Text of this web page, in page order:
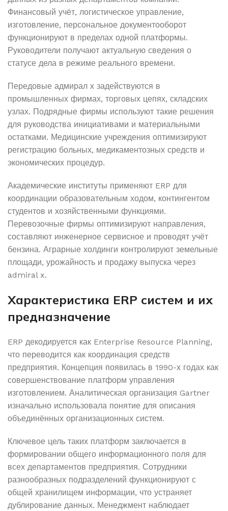
Финансовый учёт, логистическое управление,
изготовление, персональное документооборот
функционируют в пределах одной платформы.
Руководители получают актуальную сведения о
статусе дела в режиме реального времени.
Передовые адмирал х задействуются в
промышленных фирмах, торговых цепях, складских
узлах. Подрядные фирмы используют такие решения
для руководства инициативами и материальными
остатками. Медицинские учреждения оптимизируют
регистрацию больных, медикаментозных средств и
экономических процедур.
Академические институты применяют ERP для
координации образовательным ходом, контингентом
студентов и хозяйственными функциями.
Перевозочные фирмы оптимизируют направления,
составляют инженерное сервисное и проводят учёт
бензина. Аграрные холдинги контролируют земельные
площади, урожайность и продажу выпуска через
admiral x.
Характеристика ERP систем и их
предназначение
ERP декодируется как Enterprise Resource Planning,
что переводится как координация средств
предприятия. Концепция появилась в 1990-х годах как
совершенствование платформ управления
изготовлением. Аналитическая организация Gartner
изначально использовала понятие для описания
объединённых организационных систем.
Ключевое цель таких платформ заключается в
формировании общего информационного поля для
всех департаментов предприятия. Сотрудники
разнообразных подразделений функционируют с
общей хранилищем информации, что устраняет
дублирование данных. Менеджмент наблюдает